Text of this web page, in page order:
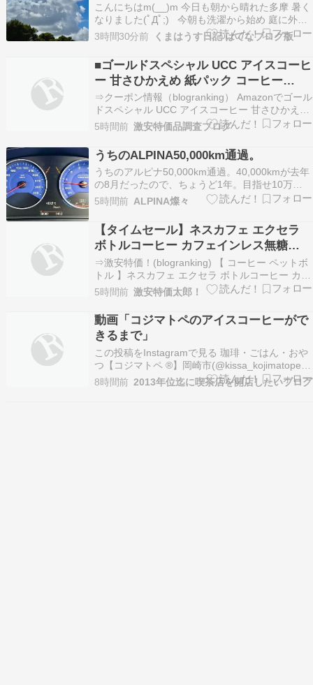
こんにちはm(__)m 今日も朝から晴れた多摩 暑く
なりました(ﾟДﾟ;) 今朝も洗濯から始め 庭に外干
し 朝シャワーではあご以外のひげを剃り バイク
で移動開局('ω')ノ まずはいつものスーパーへ 朝
のものを非常用？にどん兵衛を買っておき 続い
て 多摩南野交差点のセ…
3時間30分前 くまはうす日記 はてなブログ版
■ゴールドスペシャル UCC アイスコーヒ
ー 甘さひかえめ 紙パック コーヒー
1000ml×12本 2,882円
⇒クーポン情報（blogranking） Amazonでゴール
ドスペシャル UCC アイスコーヒー 甘さひかえめ
紙パック コーヒー 1000ml×12本が激安特価。定
期便適用。購入後いつでもキャンセル可能。↓リ
ンク先の10％OFFFクーポンで割引。⇒他の特価
品を探す（blogr…
5時間前 激安特価品調査ブログ
うちのALPINA50,000km通過。
うちのアルピナ50,000km通過。40,000kmが去年
の8月だったので、ちょうど1年。目指せ10万
km。春から気楽な感じになったので、ペースも
上がってきてます。12ヶ月点検も終わったので、
十分に乗りたいところです。夏らしい天気です
が、山の方走ってると雨にも遭遇しました。今日
は…
5時間前 ALPINA燦々
【タイムセール】ネスカフェ エクセラ
ボトルコーヒー カフェインレス無糖
900ml×12本が激安特価！
⇒激安特価！(blogranking) 【 コーヒー ペットボ
トル 】ネスカフェ エクセラ ボトルコーヒー カフ
ェインレス無糖 900ml×12本,アイスコーヒー,ブ
ラックコーヒー,デカフェが激安特価！ タイムセ
ールにて激安特価 1844円！定期便で追加割引！●
楽天市場で同じアイ…
5時間前 激安特価太郎！
動画「コジマトペのアイスコーヒーがで
きるまで」
この投稿をInstagramで見る 珈琲・ごはん・おや
つ【コジマトペ ®】岡崎市(@kissa_kojimatope)
がシェアした投稿
8時間前 2013年位迄に喫茶店を開店したいブログ